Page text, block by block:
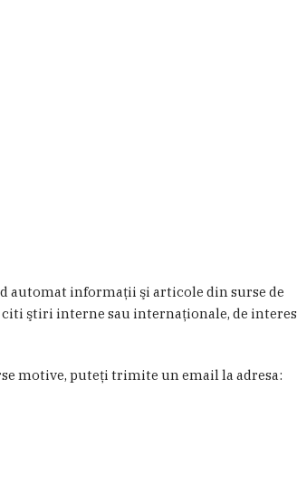
automat informaţii şi articole din surse de
ştiri interne sau internaţionale, de interes
motive, puteţi trimite un email la adresa: